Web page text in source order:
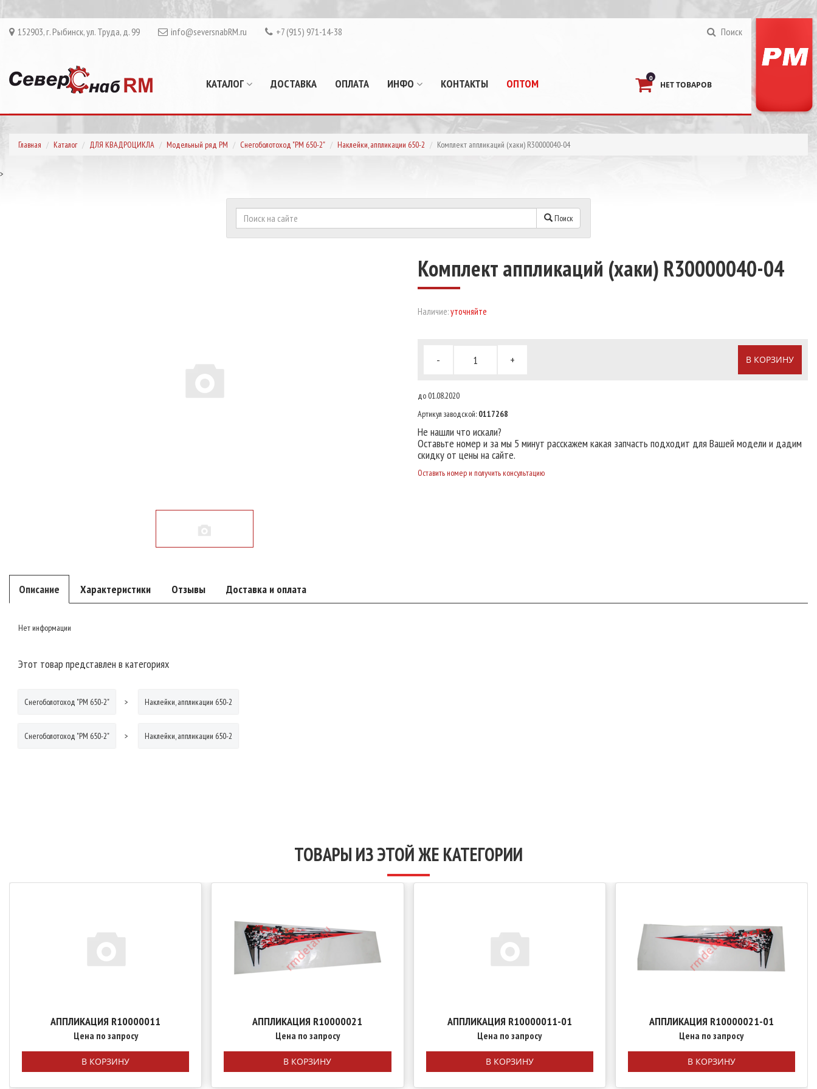
152903, г. Рыбинск, ул. Труда, д. 99 info@seversnabRM.ru +7 (915) 971-14-38 Поиск
КАТАЛОГ ДОСТАВКА ОПЛАТА ИНФО КОНТАКТЫ ОПТОМ 0
НЕТ ТОВАРОВ
Главная Каталог ДЛЯ КВАДРОЦИКЛА Модельный ряд РМ Снегоболотоход "РМ 650-2" Наклейки, аппликации 650-2 Комплект аппликаций (хаки) R30000040-04
>
Поиск
Комплект аппликаций (хаки) R30000040-04
Наличие:уточняйте
- + В КОРЗИНУ
до 01.08.2020
Артикул заводской: 0117268
Не нашли что искали?
Оставьте номер и за мы 5 минут расскажем какая запчасть подходит для Вашей модели и дадим
скидку от цены на сайте.
Оставить номер и получить консультацию
Описание Характеристики Отзывы Доставка и оплата
Нет информации
Этот товар представлен в категориях
Снегоболотоход "РМ 650-2" Наклейки, аппликации 650-2
Снегоболотоход "РМ 650-2" Наклейки, аппликации 650-2
ТОВАРЫ ИЗ ЭТОЙ ЖЕ КАТЕГОРИИ
АППЛИКАЦИЯ R10000011
Цена по запросу
В КОРЗИНУ
АППЛИКАЦИЯ R10000021
Цена по запросу
В КОРЗИНУ
АППЛИКАЦИЯ R10000011-01
Цена по запросу
В КОРЗИНУ
АППЛИКАЦИЯ R10000021-01
Цена по запросу
В КОРЗИНУ